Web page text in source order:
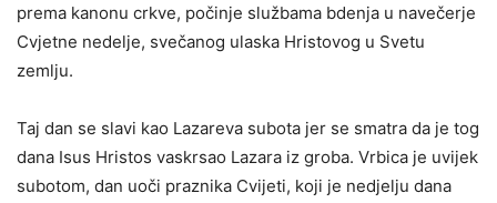
prema kanonu crkve, počinje službama bdenja u navečerje
Cvjetne nedelje, svečanog ulaska Hristovog u Svetu
zemlju.
Taj dan se slavi kao Lazareva subota jer se smatra da je tog
dana Isus Hristos vaskrsao Lazara iz groba. Vrbica je uvijek
subotom, dan uoči praznika Cvijeti, koji je nedjelju dana